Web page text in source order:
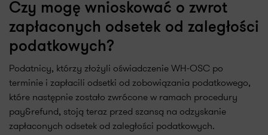
Czy mogę wnioskować o zwrot
zapłaconych odsetek od zaległości
podatkowych?
Podatnicy, którzy złożyli oświadczenie WH-OSC po
terminie i zapłacili odsetki od zobowiązania podatkowego,
które następnie zostało zwrócone w ramach procedury
pay&refund, stoją teraz przed szansą na odzyskanie
zapłaconych odsetek od zaległości podatkowych.